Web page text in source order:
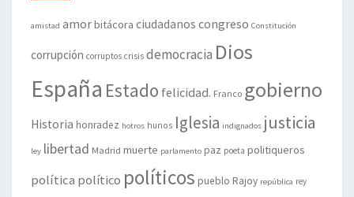
amistad amorbitácora ciudadanos congreso Constitución
corrupción corruptos crisis democracia Dios
España Estado felicidad. Franco gobierno
Historia honradez hotros hunos Iglesia indignados justicia
ley libertad Madrid muerte parlamento paz poeta politiqueros
política político políticos pueblo Rajoy república rey